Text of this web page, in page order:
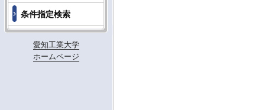
条件指定検索
愛知工業大学
ホームページ